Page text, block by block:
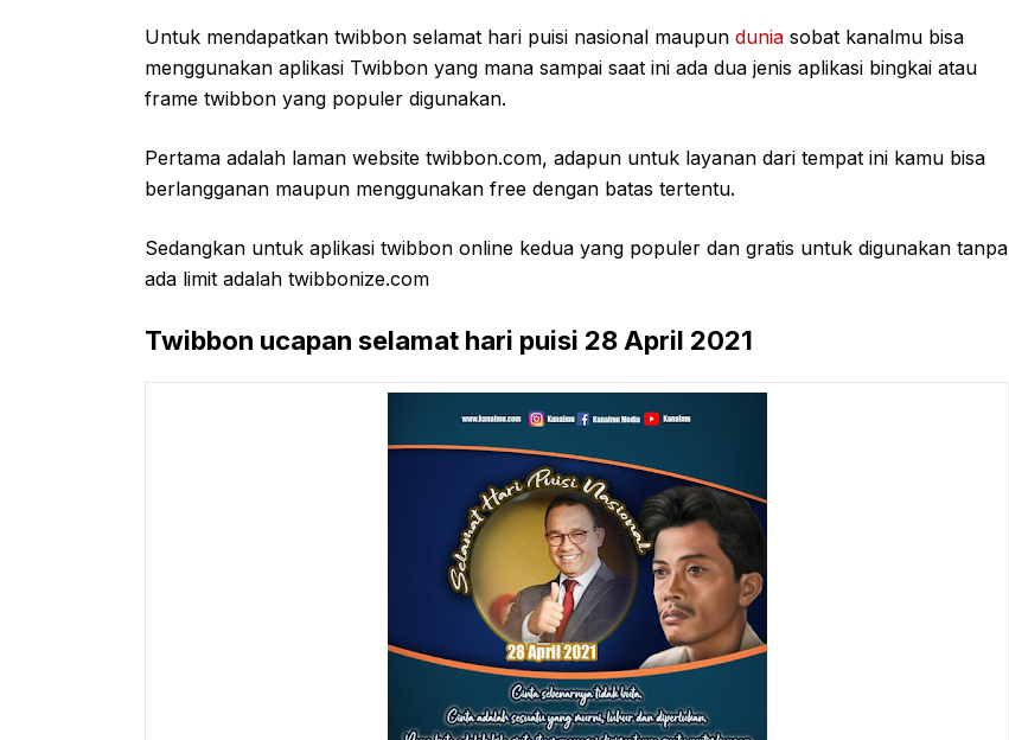
Untuk mendapatkan twibbon selamat hari puisi nasional maupun dunia sobat kanalmu bisa
menggunakan aplikasi Twibbon yang mana sampai saat ini ada dua jenis aplikasi bingkai atau
frame twibbon yang populer digunakan.
Pertama adalah laman website twibbon.com, adapun untuk layanan dari tempat ini kamu bisa
berlangganan maupun menggunakan free dengan batas tertentu.
Sedangkan untuk aplikasi twibbon online kedua yang populer dan gratis untuk digunakan tanpa
ada limit adalah twibbonize.com
Twibbon ucapan selamat hari puisi 28 April 2021